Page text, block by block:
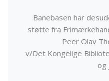
Banebasen har
støtte fra
Peer Olav
v/Det Kongelige
og